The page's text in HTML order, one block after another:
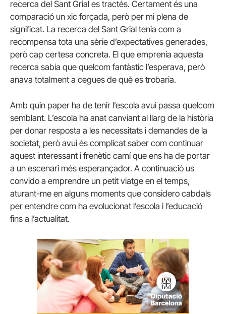
recerca del Sant Grial es tractés. Certament és una
comparació un xic forçada, però per mi plena de
significat. La recerca del Sant Grial tenia com a
recompensa tota una sèrie d’expectatives generades,
però cap certesa concreta. El que emprenia aquesta
recerca sabia que quelcom fantàstic l’esperava, però
anava totalment a cegues de què es trobaria.
Amb quin paper ha de tenir l’escola avui passa quelcom
semblant. L’escola ha anat canviant al llarg de la història
per donar resposta a les necessitats i demandes de la
societat, però avui és complicat saber com continuar
aquest interessant i frenètic camí que ens ha de portar
a un escenari més esperançador. A continuació us
convido a emprendre un petit viatge en el temps,
aturant-me en alguns moments que considero cabdals
per entendre com ha evolucionat l’escola i l’educació
fins a l’actualitat.